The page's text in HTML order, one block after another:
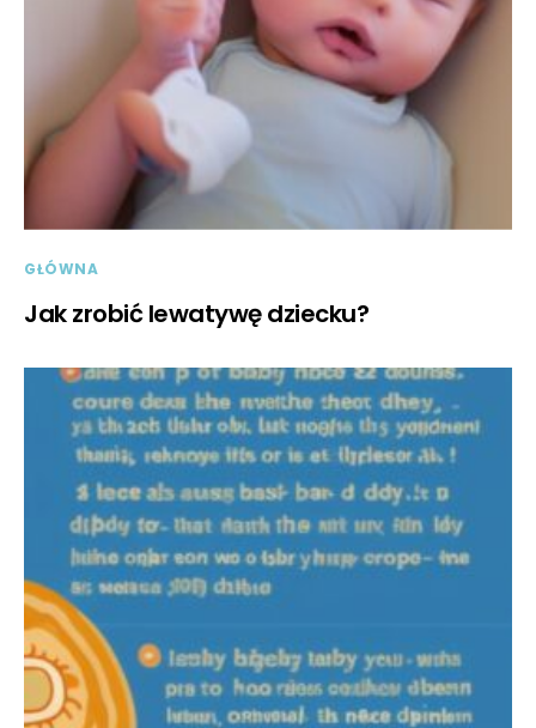
GŁÓWNA
Jak zrobić lewatywę dziecku?